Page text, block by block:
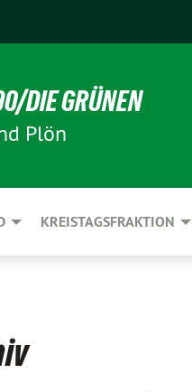
DIE GRÜNEN
Plön
KREISTAGSFRAKTION